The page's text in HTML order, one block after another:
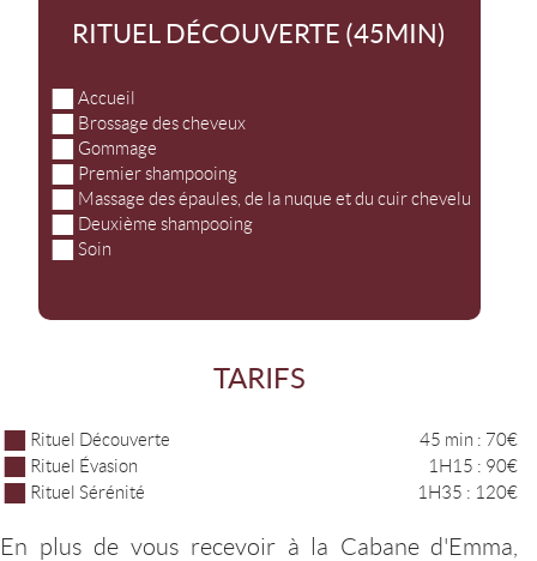
RITUEL DÉCOUVERTE (45MIN)
Accueil
Brossage des cheveux
Gommage
Premier shampooing
Massage des épaules, de la nuque et du cuir chevelu
Deuxième shampooing
Soin
TARIFS
Rituel Découverte
Rituel Évasion
Rituel Sérénité
45 min : 70€
1H15 : 90€
1H35 : 120€
En plus de vous recevoir à la Cabane d'Emma,